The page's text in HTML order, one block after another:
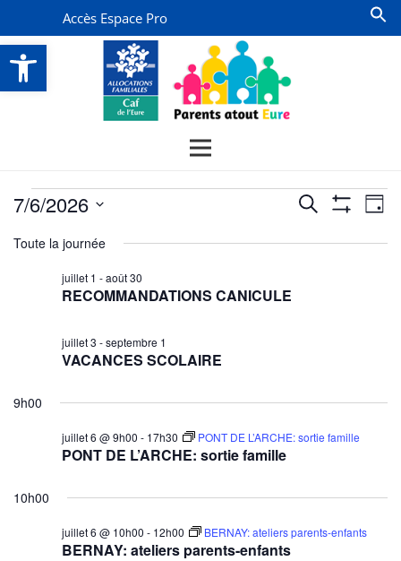
Ouvrir la barre d’outils
Accès Espace Pro
Évènements
for
juillet
Recherche
Recherche
Filtres
Jour
7/6/2026
une
Toute la journée
RECOMMANDATIONS CANICULE
juillet 1 -août 30
VACANCES SCOLAIRE
juillet 3 -septembre 1
9h00
PONT DE L’ARCHE: sortie famille
juillet 6 @ 9h00 - 17h30 PONT DE L’ARCHE: sortie famille
10h00
BERNAY: ateliers parents-enfants
juillet 6 @ 10h00 - 12h00 BERNAY: ateliers parents-enfants